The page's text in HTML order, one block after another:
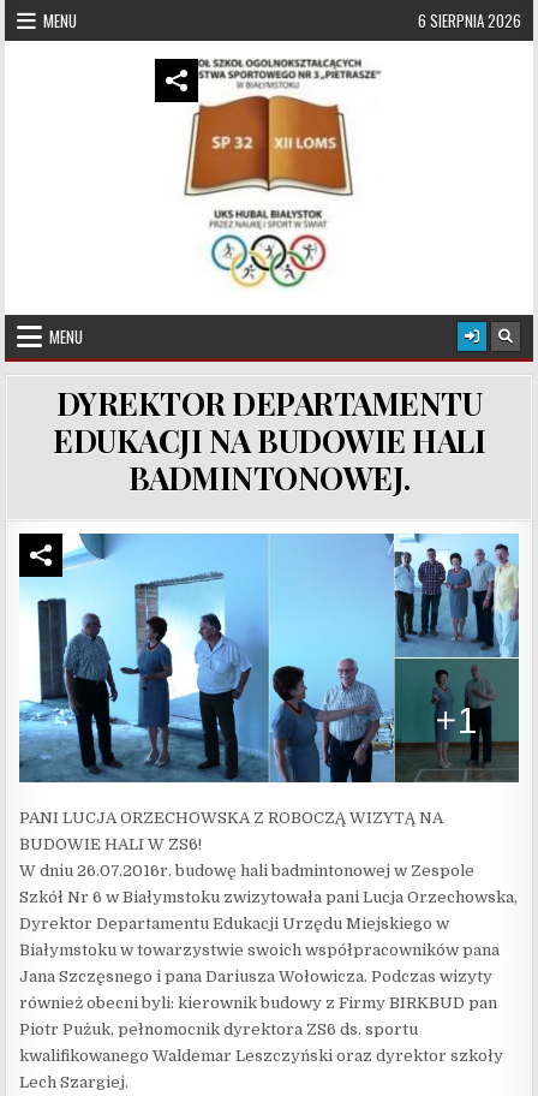
Skip to content
MENU 6 SIERPNIA 2026
UKS Hubal Białystok
MENU
DYREKTOR DEPARTAMENTU
EDUKACJI NA BUDOWIE HALI
BADMINTONOWEJ.
PANI LUCJA ORZECHOWSKA Z ROBOCZĄ WIZYTĄ NA
BUDOWIE HALI W ZS6!
W dniu 26.07.2016r. budowę hali badmintonowej w Zespole
Szkół Nr 6 w Białymstoku zwizytowała pani Lucja Orzechowska,
Dyrektor Departamentu Edukacji Urzędu Miejskiego w
Białymstoku w towarzystwie swoich współpracowników pana
Jana Szczęsnego i pana Dariusza Wołowicza. Podczas wizyty
również obecni byli: kierownik budowy z Firmy BIRKBUD pan
Piotr Pużuk, pełnomocnik dyrektora ZS6 ds. sportu
kwalifikowanego Waldemar Leszczyński oraz dyrektor szkoły
Lech Szargiej.